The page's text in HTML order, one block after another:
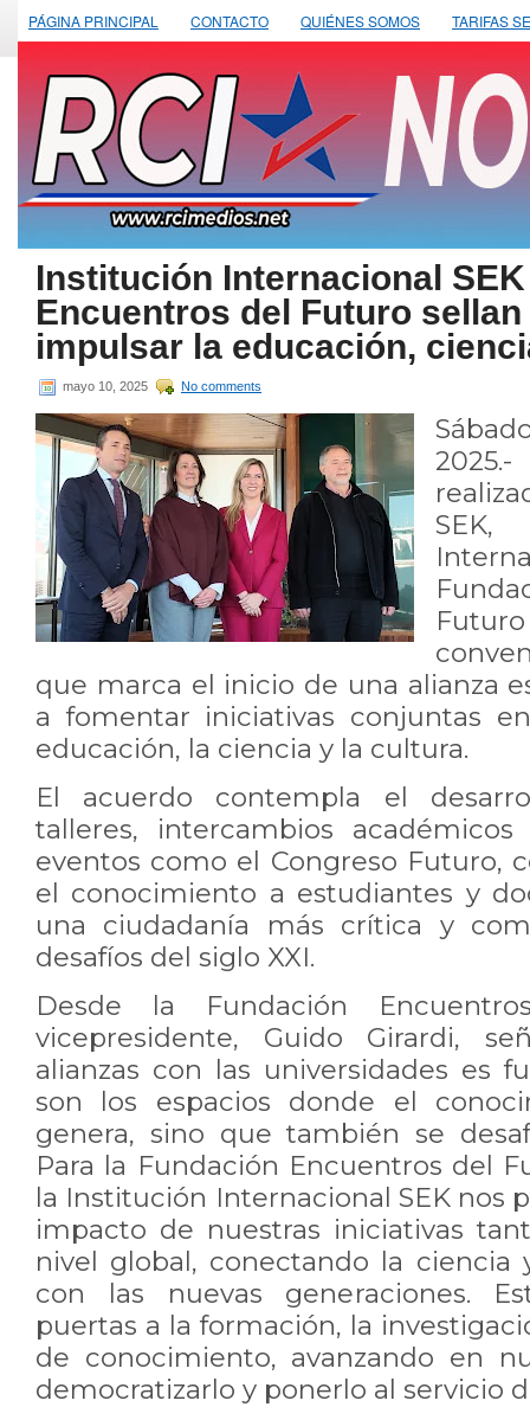
PÁGINA PRINCIPAL CONTACTO QUIÉNES SOMOS TARIFAS
Institución Internacional
Encuentros del Futuro
impulsar la educación,
mayo 10, 2025 No comments
que marca el inicio de una alianza
a fomentar iniciativas conjuntas
educación, la ciencia y la cultura.
El acuerdo contempla el
talleres, intercambios
eventos como el Congreso Futuro,
el conocimiento a estudiantes y
una ciudadanía más crítica y
desafíos del siglo XXI.
Desde la Fundación
vicepresidente, Guido Girardi,
alianzas con las universidades es
son los espacios donde el
genera, sino que también se
Para la Fundación Encuentros del
la Institución Internacional SEK nos
impacto de nuestras iniciativas
nivel global, conectando la ciencia
con las nuevas generaciones.
puertas a la formación, la
de conocimiento, avanzando en
democratizarlo y ponerlo al servicio